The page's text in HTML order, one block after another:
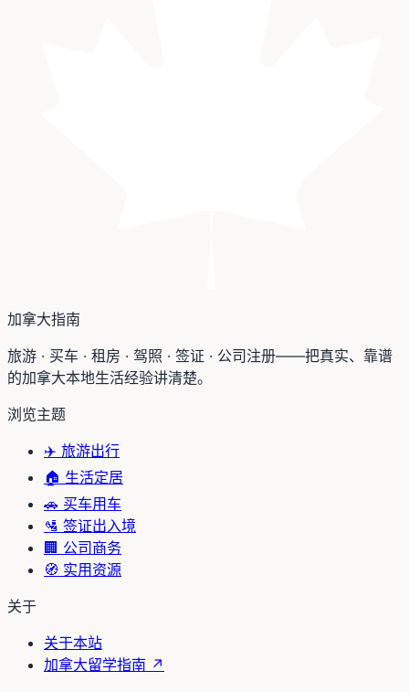
加拿大指南
旅游 · 买车 · 租房 · 驾照 · 签证 · 公司注册——把真实、靠谱
的加拿大本地生活经验讲清楚。
浏览主题
✈️ 旅游出行
🏠 生活定居
🚗 买车用车
🛂 签证出入境
🏢 公司商务
🧭 实用资源
关于
关于本站
加拿大留学指南 ↗